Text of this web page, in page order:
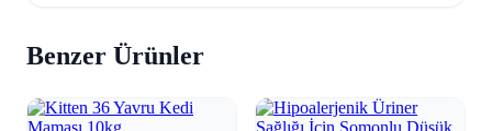
Benzer Ürünler